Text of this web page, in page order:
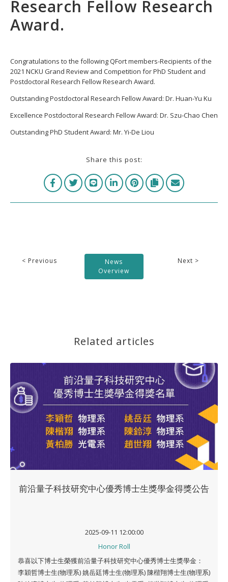
Research Fellow Research
Award.
Congratulations to the following QFort members-Recipients of the
2021 NCKU Grand Review and Competition for PhD Student and
Postdoctoral Research Fellow Research Award.
Outstanding Postdoctoral Research Fellow Award: Dr. Huan-Yu Ku
Excellence Postdoctoral Research Fellow Award: Dr. Szu-Chao Chen
Outstanding PhD Student Award: Mr. Yi-De Liou
Share this post:
< Previous
News
Overview
Next >
Related articles
前沿量子科技研究中心優秀博士生獎學金得獎公告
2025-09-11 12:00:00
Honor Roll
恭喜以下博士生榮獲前沿量子科技研究中心優秀博士生獎學金：
李穎哲博士生(物理系) 姚岳廷博士生(物理系) 陳楷翔博士生(物理系)